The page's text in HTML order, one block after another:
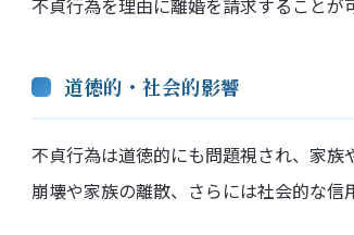
不貞行為を理由に離婚を請求することが
道徳的・社会的影響
不貞行為は道徳的にも問題視され、家
崩壊や家族の離散、さらには社会的な信